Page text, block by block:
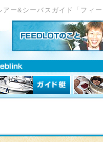
ー&シーバスガイド「フィ